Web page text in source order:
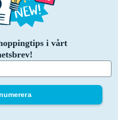
i vårt